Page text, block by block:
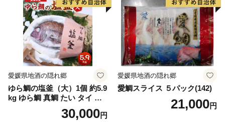
送料無料
ラー 愛知県 小牧市 冷凍 送料
無料
愛媛県地酒の隠れ郷
ゆら鯛の塩釜（大）1個 約5.9
kg ゆら鯛 真鯛 たい タイ 鯛
塩釜焼き 塩釜 魚 魚介類 海鮮
祝い事 お祝い ハレの日 食品
30,000円
愛媛県地酒の隠れ郷
愛鯛スライス ５パック(142)
21,000円